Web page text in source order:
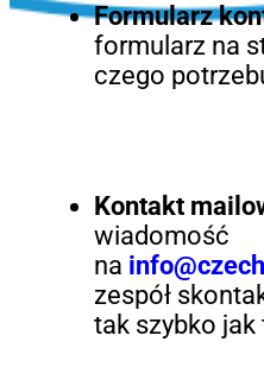
Formularz
formularz na
czego
Kontakt
wiadomość
na
zespół
tak szybko